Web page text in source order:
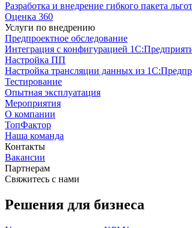
Разработка и внедрение гибкого пакета льгот
Оценка 360
Услуги по внедрению
Предпроектное обследование
Интеграция с конфигурацией
Настройка ПП
Настройка трансляции данных из
Тестирование
Опытная эксплуатация
Мероприятия
О компании
ТопФактор
Наша команда
Контакты
Вакансии
Партнерам
Свяжитесь с нами
Решения для бизнеса